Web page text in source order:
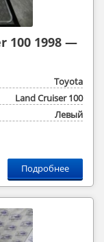
100 1998 —
Toyota
Land Cruiser 100
Левый
Подробнее